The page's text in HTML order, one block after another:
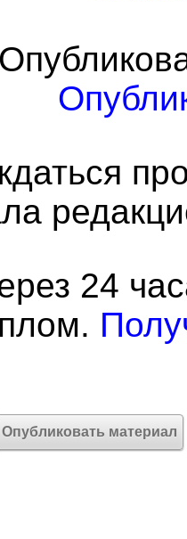
24
Опубликовать материал